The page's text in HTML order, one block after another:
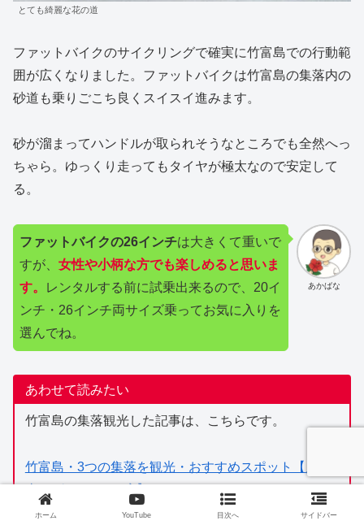
とても綺麗な花の道
ファットバイクのサイクリングで確実に竹富島での行動範
囲が広くなりました。ファットバイクは竹富島の集落内の
砂道も乗りごこち良くスイスイ進みます。
砂が溜まってハンドルが取られそうなところでも全然へっ
ちゃら。ゆっくり走ってもタイヤが極太なので安定して
る。
あかばな
ファットバイクの26インチは大きくて重いで
すが、 女性や小柄な方でも楽しめると思いま
す。
レンタルする前に試乗出来るので、20イ
ンチ・26インチ両サイズ乗ってお気に入りを
選んでね。
あわせて読みたい
竹富島の集落観光した記事は、こちらです。
竹富島・3つの集落を観光・おすすめスポット【八重
ホーム YouTube 目次へ サイドバー